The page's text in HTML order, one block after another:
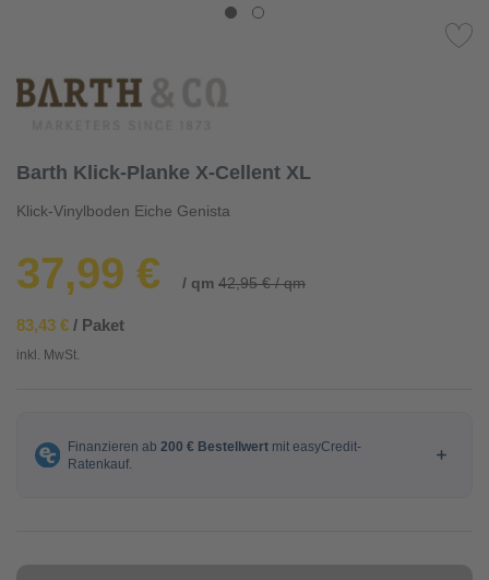
Barth Klick-Planke X-Cellent XL
Klick-Vinylboden Eiche Genista
37,99 € / qm 42,95 € / qm
83,43 € / Paket
inkl. MwSt.